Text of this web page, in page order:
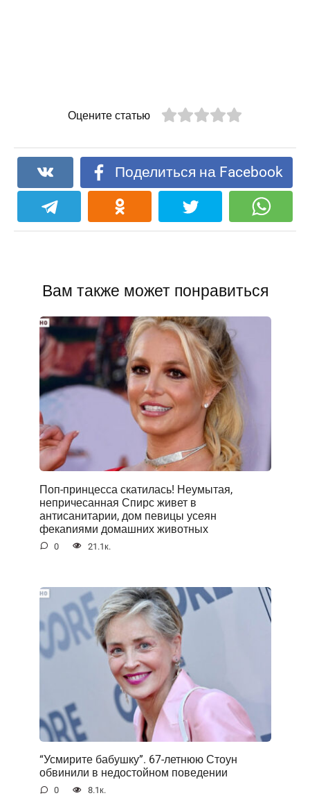
Оцените статью
Поделиться на Facebook
Вам также может понравиться
Поп-принцесса скатилась! Неумытая,
непричесанная Спирс живет в
антисанитарии, дом певицы усеян
фекаnиями домашних животных
0 21.1к.
“Усмирите бабушку”. 67-летнюю Стоун
обвинили в недостойном поведении
0 8.1к.